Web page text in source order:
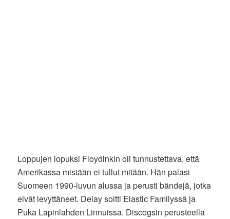
Loppujen lopuksi Floydinkin oli tunnustettava, että
Amerikassa mistään ei tullut mitään. Hän palasi
Suomeen 1990-luvun alussa ja perusti bändejä, jotka
eivät levyttäneet. Delay soitti Elastic Familyssä ja
Puka Lapinlahden Linnuissa. Discogsin perusteella